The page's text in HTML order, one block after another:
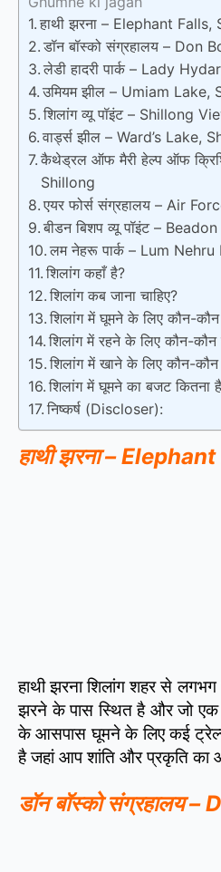
हाथी झरना – Elephant Falls,
डॉन बॉस्को संग्रहालय – Don
लेडी हादरी पार्क – Lady
उमियम झील – Umiam Lake,
शिलांग व्यू पॉइंट – Shillong
वार्ड्स झील – Ward’s Lake,
कैथेड्रल ऑफ मैरी हेल्प ऑफ
Shillong
एयर फोर्स संग्रहालय – Air
बीडन बिशप व्यू पॉइंट –
लम नेहरू पार्क – Lum
शिलांग कहाँ है?
शिलांग कब जाना चाहिए?
शिलांग में घूमने के लिए कौन-
शिलांग में रहने के लिए कौन-
शिलांग में खाने के लिए कौन-
शिलांग में घूमने का बजट कितना
निष्कर्ष (Discloser):
हाथी झरना –
हाथी झरना शिलांग शहर से
झरने के पास स्थित है और जो
के आसपास घूमने के लिए कई
है जहां आप शांति और प्रकृति
डॉन बॉस्को संग्रहालय